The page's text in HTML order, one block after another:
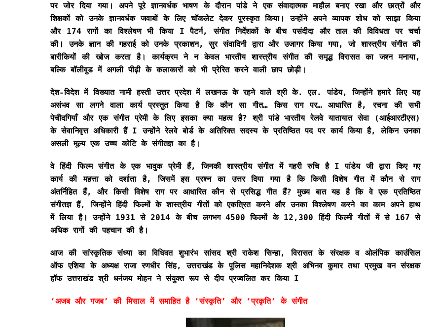
पर जोर दिया गया। अपने पूरे ज्ञानवर्धक भाषण के दौरान पांडे ने एक संवादात्मक माहौल बनाए रखा और छात्रों और
शिक्षकों को उनके ज्ञानवर्धक जवाबों के लिए चॉकलेट देकर पुरस्कृत किया। उन्होंने अपने व्यापक शोध को साझा किया
और 174 रागों का विश्लेषण भी किया I पैटर्न, संगीत निर्देशकों के बीच पसंदीदा और ताल की विविधता पर चर्चा
की। उनके ज्ञान की गहराई को उनके प्रकाशन, सुर संवादिनी द्वारा और उजागर किया गया, जो शास्त्रीय संगीत की
बारीकियों की खोज करता है। कार्यक्रम ने न केवल भारतीय शास्त्रीय संगीत की समृद्ध विरासत का जश्न मनाया,
बल्कि बॉलीवुड में अगली पीढ़ी के कलाकारों को भी प्रेरित करने वाली छाप छोड़ी।
देश-विदेश में विख्यात नामी हस्ती उत्तर प्रदेश में लखनऊ के रहने वाले श्री के. एल. पांडेय, जिन्होंने हमारे लिए यह
असंभव सा लगने वाला कार्य प्रस्तुत किया है कि कौन सा गीत… किस राग पर… आधारित है, रचना की सभी
पेचीदगियाँ और एक संगीत प्रेमी के लिए इसका क्या महत्व है? श्री पांडे भारतीय रेलवे यातायात सेवा (आईआरटीएस)
के सेवानिवृत्त अधिकारी हैं I उन्होंने रेलवे बोर्ड के अतिरिक्त सदस्य के प्रतिष्ठित पद पर कार्य किया है, लेकिन उनका
असली मूल्य एक उच्च कोटि के संगीतज्ञ का है।
वे हिंदी फिल्म संगीत के एक भावुक प्रेमी हैं, जिनकी शास्त्रीय संगीत में गहरी रुचि है I पांडेय जी द्वारा किए गए
कार्य की महत्ता को दर्शाता है, जिसमें इस प्रश्न का उत्तर दिया गया है कि किसी विशेष गीत में कौन से राग
अंतर्निहित हैं, और किसी विशेष राग पर आधारित कौन से प्रसिद्ध गीत हैं? मुख्य बात यह है कि वे एक प्रतिष्ठित
संगीतज्ञ हैं, जिन्होंने हिंदी फिल्मों के शास्त्रीय गीतों को एकत्रित करने और उनका विश्लेषण करने का काम अपने हाथ
में लिया है। उन्होंने 1931 से 2014 के बीच लगभग 4500 फिल्मों के 12,300 हिंदी फिल्मी गीतों में से 167 से
अधिक रागों की पहचान की है।
आज की सांस्कृतिक संध्या का विधिवत शुभारंभ सांसद श्री राकेश सिन्हा, विरासत के संरक्षक व ओलंपिक काउंसिल
ऑफ एशिया के अध्यक्ष राजा रणधीर सिंह, उत्तराखंड के पुलिस महानिदेशक श्री अभिनव कुमार तथा प्रमुख वन संरक्षक
हॉफ उत्तराखंड श्री धनंजय मोहन ने संयुक्त रूप से दीप प्रज्वलित कर किया I
‘अजब और गजब’ की मिसाल में समाहित है ‘संस्कृति’ और ‘प्रकृति’ के संगीत